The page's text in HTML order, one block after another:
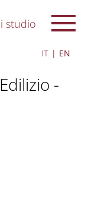
studio
IT EN
-